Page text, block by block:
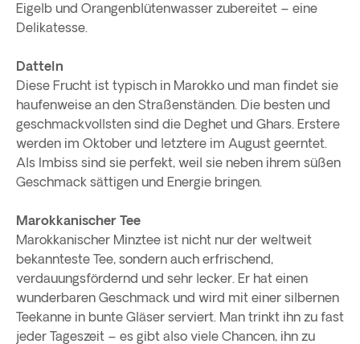
Eigelb und Orangenblütenwasser zubereitet – eine
Delikatesse.
Datteln
Diese Frucht ist typisch in Marokko und man findet sie
haufenweise an den Straßenständen. Die besten und
geschmackvollsten sind die Deghet und Ghars. Erstere
werden im Oktober und letztere im August geerntet.
Als Imbiss sind sie perfekt, weil sie neben ihrem süßen
Geschmack sättigen und Energie bringen.
Marokkanischer Tee
Marokkanischer Minztee ist nicht nur der weltweit
bekannteste Tee, sondern auch erfrischend,
verdauungsfördernd und sehr lecker. Er hat einen
wunderbaren Geschmack und wird mit einer silbernen
Teekanne in bunte Gläser serviert. Man trinkt ihn zu fast
jeder Tageszeit – es gibt also viele Chancen, ihn zu